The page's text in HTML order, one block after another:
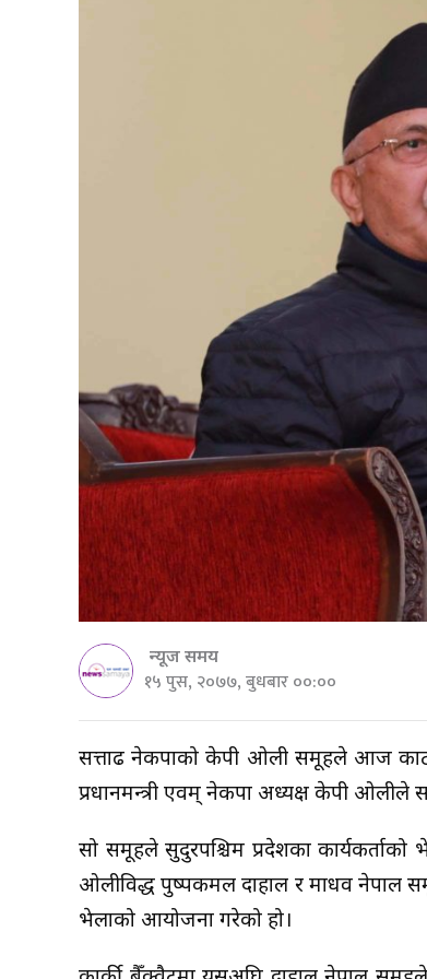
न्यूज समय
१५ पुस, २०७७, बुधबार ००:००
सत्तारुढ नेकपाको केपी ओली समूहले आज
प्रधानमन्त्री एवम् नेकपा अध्यक्ष केपी ओलीले
सो समूहले सुदुरपश्चिम प्रदेशका
ओलीविरुद्ध पुष्पकमल दाहाल र माधव नेपाल
भेलाको आयोजना गरेको हो।